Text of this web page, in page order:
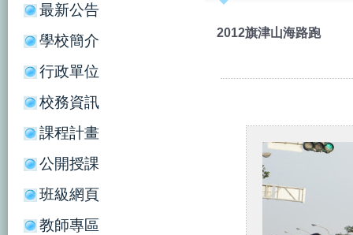
最新公告
學校簡介
行政單位
校務資訊
課程計畫
公開授課
班級網頁
教師專區
2012旗津山海路跑